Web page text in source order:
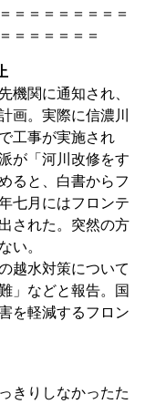
＝＝＝＝＝＝＝＝
＝＝＝＝＝＝
機関に通知され、
画。実際に信濃川
工事が実施され
が「河川改修をす
ると、白書からフ
七月にはフロンテ
された。突然の方
い。
越水対策について
」などと報告。国
を軽減するフロン
きりしなかったた